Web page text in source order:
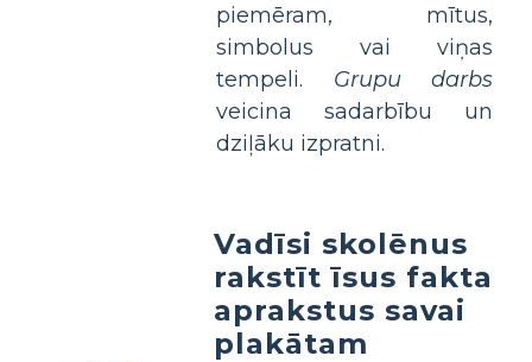
piemēram, mītus,
simbolus vai viņas
tempeli. Grupu darbs
veicina sadarbību un
dziļāku izpratni.
Vadīsi skolēnus
rakstīt īsus fakta
aprakstus savai
plakātam